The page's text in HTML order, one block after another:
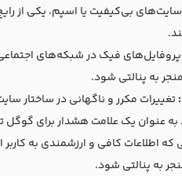
بی‌کیفیت یا اسپم، یکی از
پروفایل‌های فیک در شبکه‌های
به پنالتی شود.
تغییرات مکرر و ناگهانی در ساختار
عنوان یک علامت هشدار برای گوگل
که اطلاعات کافی و ارزشمندی به
به پنالتی شود.